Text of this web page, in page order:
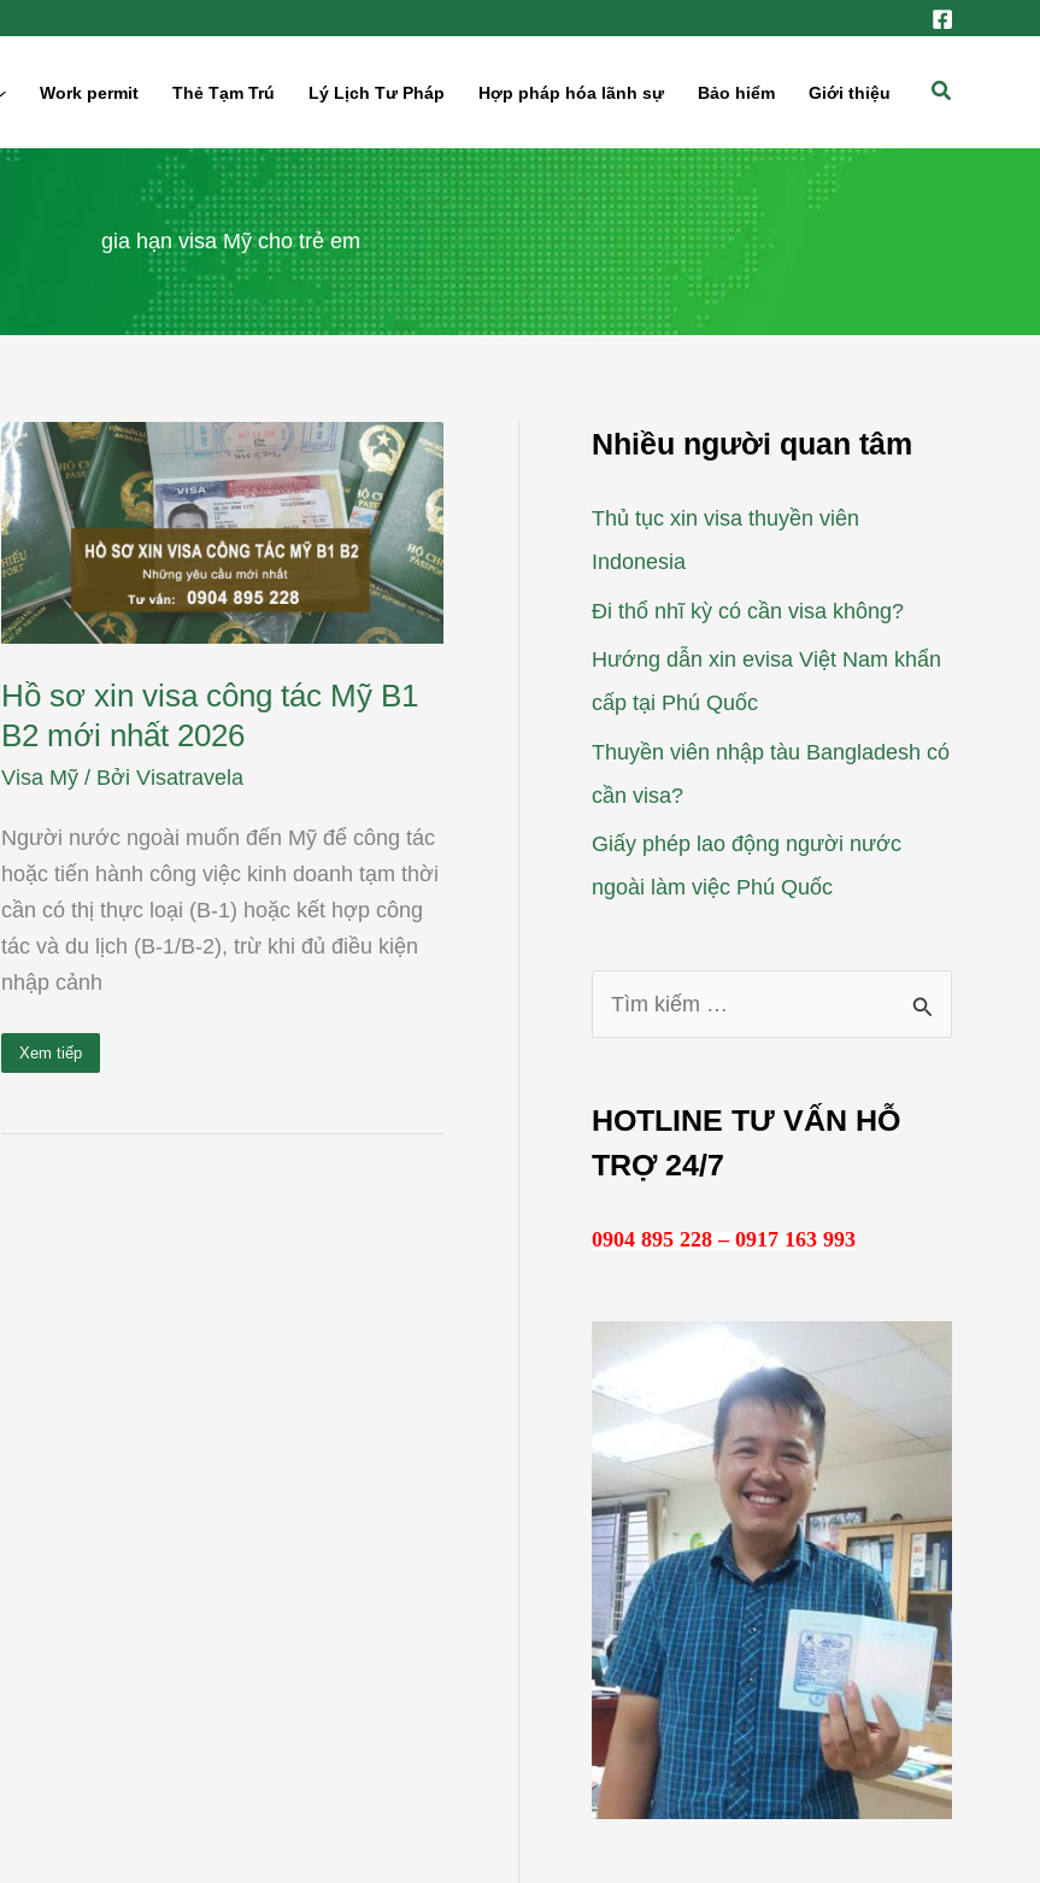
Work permit Thẻ Tạm Trú Lý Lịch Tư Pháp Hợp pháp hóa lãnh sự Bảo hiểm Giới thiệu
Tìm
gia hạn visa Mỹ cho trẻ em
Hồ sơ xin visa công tác Mỹ B1
B2 mới nhất 2026
Visa Mỹ/ Bởi Visatravela
Người nước ngoài muốn đến Mỹ để công tác
hoặc tiến hành công việc kinh doanh tạm thời
cần có thị thực loại (B-1) hoặc kết hợp công
tác và du lịch (B-1/B-2), trừ khi đủ điều kiện
nhập cảnh
Hồ
sơ
xin
visa
công
tác
Mỹ
B1
B2
mới
nhất
2026
Xem tiếp
Nhiều người quan tâm
Thủ tục xin visa thuyền viên
Indonesia
Đi thổ nhĩ kỳ có cần visa không?
Hướng dẫn xin evisa Việt Nam khẩn
cấp tại Phú Quốc
Thuyền viên nhập tàu Bangladesh có
cần visa?
Giấy phép lao động người nước
ngoài làm việc Phú Quốc
ế
:
HOTLINE TƯ VẤN HỖ
TRỢ 24/7
0904 895 228 – 0917 163 993